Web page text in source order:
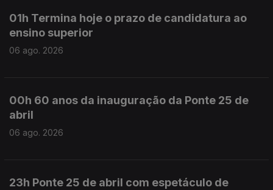
01h Termina hoje o prazo de candidatura ao
ensino superior
06 ago. 2026
00h 60 anos da inauguração da Ponte 25 de
abril
06 ago. 2026
23h Ponte 25 de abril com espetáculo de